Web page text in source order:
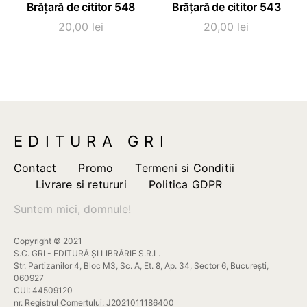
produs
are
alese
pagina
produsului.
Brățară de cititor 548
20,00 lei
produs
are
pagina
Brățară de cititor 543
20,00 lei
EDITURA GRI
Contact Promo
Termeni si Conditii
Livrare si retururi
Politica GDPR
Suntem mici, domnule!
Copyright © 2021
S.C. GRI - EDITURĂ ȘI LIBRĂRIE S.R.L.
Str. Partizanilor 4, Bloc M3, Sc. A, Et. 8, Ap. 34, Sector 6, București,
060927
CUI: 44509120
nr. Registrul Comertului: J2021011186400